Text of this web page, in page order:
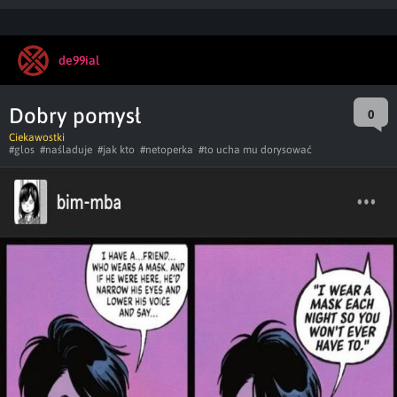
de99ial
Dobry pomysł 0
Ciekawostki
#glos #naśladuje #jak kto #netoperka #to ucha mu dorysować